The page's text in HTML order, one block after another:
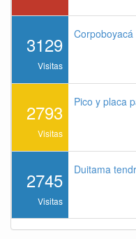
3129
Visitas
2793
Visitas
Pico y placa
2745
Visitas
Duitama